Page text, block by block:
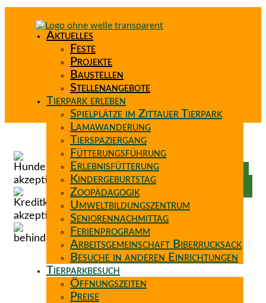
Aktuelles
Feste
Projekte
Baustellen
Stellenangebote
Tierpark erleben
Spielplätze im Zittauer Tierpark
Lamawanderung
Tierspaziergang
Fütterungsführung
Erlebnisfütterung
Kindergeburtstag
Zoopädagogik
Umweltbildungszentrum
Seniorennachmittag
Ferienprogramm
Arbeitsgemeinschaft Biberrucksack
Besuche in anderen Einrichtungen
Tierparkbesuch
Öffnungszeiten
Preise